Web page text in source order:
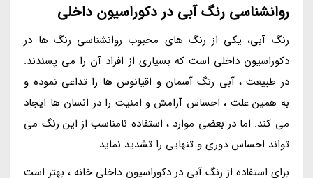
روانشناسی رنگ آبی در دکوراسیون داخلی
رنگ آبی، یکی از رنگ های محبوب روانشناسی رنگ ها در
دکوراسیون داخلی است که بسیاری از افراد آن را می پسندند.
در طبیعت ، آبی رنگ آسمان و اقیانوس ها را تداعی نموده و
به همین علت ، احساس آرامش و امنیت را در انسان ها ایجاد
می کند. اما در بعضی موارد ، استفاده نامناسب از این رنگ می
تواند احساس دوری و تنهایی را تشدید نماید.
برای استفاده از رنگ آبی در دکوراسیون داخلی خانه ، بهتر است